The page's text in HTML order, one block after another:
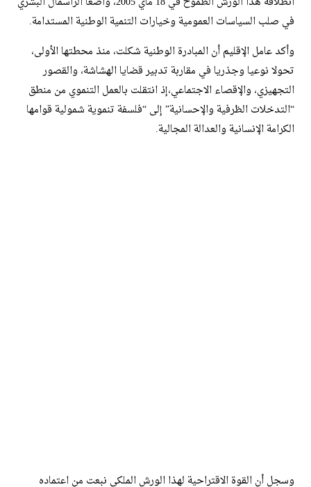
في صلب السياسات العمومية وخيارات التنمية الوطنية المستدامة.
​وأكد عامل الإقليم أن المبادرة الوطنية شكلت، منذ محطتها الأولى،
تحولا نوعيا وجذريا في مقاربة تدبير قضايا الهشاشة، والقصور
التجهيزي، والإقصاء الاجتماعي،إذ انتقلت بالعمل التنموي من منطق
“التدخلات الظرفية والإحسانية” إلى “فلسفة تنموية شمولية قوامها
الكرامة الإنسانية والعدالة المجالية.
وسجل أن القوة الاقتراحية لهذا الورش الملكي نبعت من اعتماده